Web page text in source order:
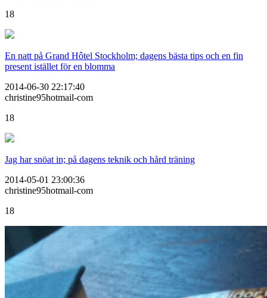
18
En natt på Grand Hôtel Stockholm; dagens bästa tips och en fin
present istället för en blomma
2014-06-30 22:17:40
christine95hotmail-com
18
Jag har snöat in; på dagens teknik och hård träning
2014-05-01 23:00:36
christine95hotmail-com
18